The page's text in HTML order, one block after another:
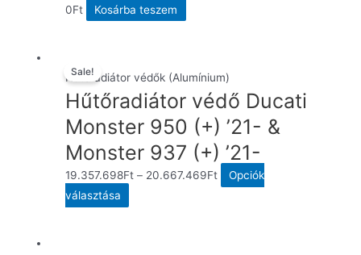
0Ft Kosárba teszem
Sale!
Hűtőradiátor védők (Alumínium)
Hűtőradiátor védő Ducati
Monster 950 (+) ’21- &
Monster 937 (+) ’21-
19.357.698Ft – 20.667.469Ft
Opciók
választása